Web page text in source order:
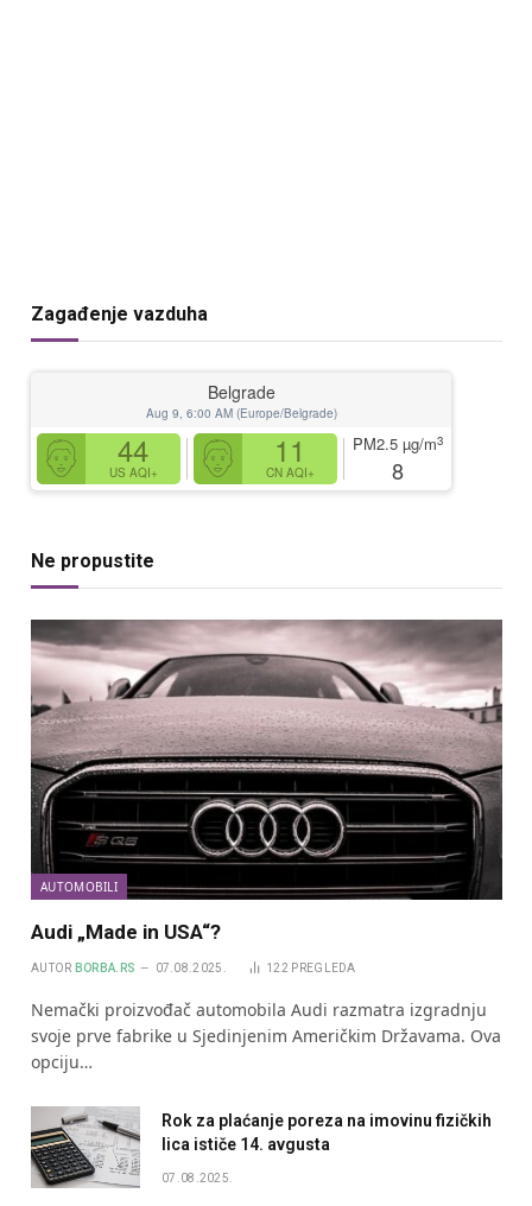
Zagađenje vazduha
Belgrade
Aug 9, 6:00 AM (Europe/Belgrade)
44
US AQI+
11
CN AQI+
PM2.5 µg/m3
8
Ne propustite
AUTOMOBILI
Audi „Made in USA“?
AUTOR BORBA.RS 07.08.2025. 122 PREGLEDA
Nemački proizvođač automobila Audi razmatra izgradnju
svoje prve fabrike u Sjedinjenim Američkim Državama. Ova
opciju…
Rok za plaćanje poreza na imovinu fizičkih
lica ističe 14. avgusta
07.08.2025.